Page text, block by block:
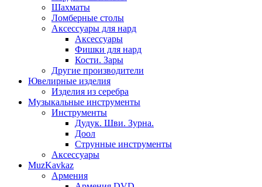
Шахматы
Ломберные столы
Аксессуары для нард
Аксессуары
Фишки для нард
Кости. Зары
Другие производители
Ювелирные изделия
Изделия из серебра
Музыкальные инструменты
Инструменты
Дудук. Шви. Зурна.
Доол
Струнные инструменты
Аксессуары
MuzKavkaz
Армения